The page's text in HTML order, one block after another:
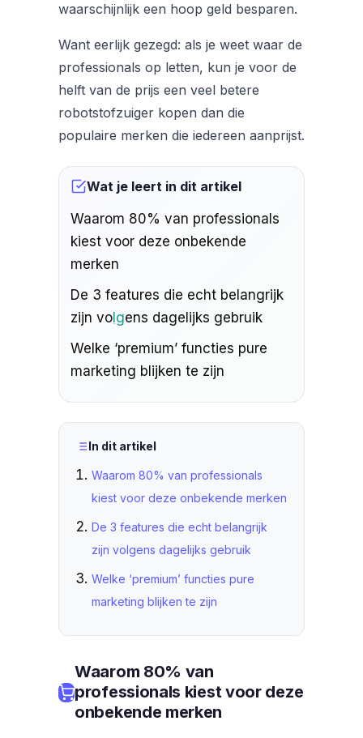
waarschijnlijk een hoop geld besparen.
Want eerlijk gezegd: als je weet waar de
professionals op letten, kun je voor de
helft van de prijs een veel betere
robotstofzuiger kopen dan die
populaire merken die iedereen aanprijst.
Wat je leert in dit artikel
Waarom 80% van professionals
kiest voor deze onbekende
merken
De 3 features die echt belangrijk
zijn vo lgens dagelijks gebruik
Welke ‘premium’ functies pure
marketing blijken te zijn
In dit artikel
Waarom 80% van professionals
kiest voor deze onbekende merken
De 3 features die echt belangrijk
zijn volgens dagelijks gebruik
Welke ‘premium’ functies pure
marketing blijken te zijn
Waarom 80% van
professionals kiest voor deze
onbekende merken